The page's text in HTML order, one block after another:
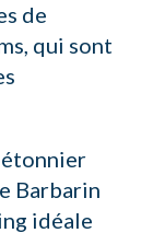
de
qui sont
Barbarin
idéale